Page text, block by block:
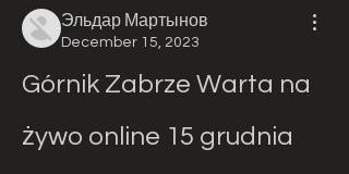
Эльдар Мартынов
December 15, 2023
Górnik Zabrze Warta na
żywo online 15 grudnia